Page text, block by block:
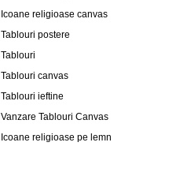
Icoane religioase canvas
Tablouri postere
Tablouri
Tablouri canvas
Tablouri ieftine
Vanzare Tablouri Canvas
Icoane religioase pe lemn